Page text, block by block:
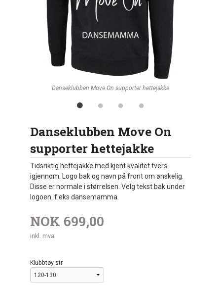
Danseklubben Move On supporter hettejakke
Danseklubben Move On
supporter hettejakke
Tidsriktig hettejakke med kjent kvalitet tvers
igjennom. Logo bak og navn på front om ønskelig.
Disse er normale i størrelsen. Velg tekst bak under
logoen. f.eks dansemamma.
NOK 699,00
inkl. mva.
Klubbtøy str